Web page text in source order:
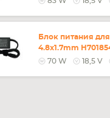
Блок питания для
4.8x1.7mm
70 W
18,5 V